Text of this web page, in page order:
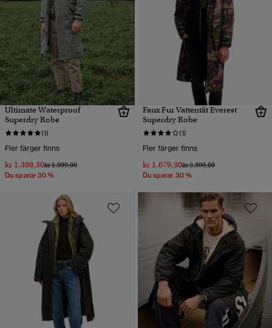
Ultimate Waterproof
Superdry Robe
(1)
Fler färger finns
kr 1.399,30Pris reducerat från
kr 1.999,00till
Du sparar 30 %
Faux Fur Vattentät Everest
Superdry Robe
(1)
Fler färger finns
kr 1.679,30Pris reducerat från
kr 2.399,00till
Du sparar 30 %